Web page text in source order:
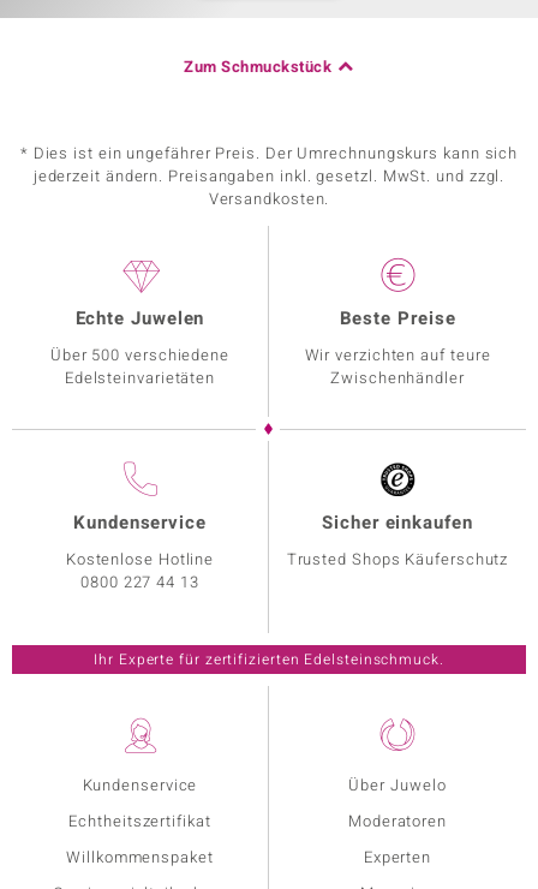
Zum Schmuckstück
* Dies ist ein ungefährer Preis. Der Umrechnungskurs kann sich
jederzeit ändern. Preisangaben inkl. gesetzl. MwSt. und zzgl.
Versandkosten.
Kundenservice
Echtheitszertifikat
Willkommenspaket
Über Juwelo
Moderatoren
Experten
Echte Juwelen
Über 500 verschiedene
Edelsteinvarietäten
Beste Preise
Wir verzichten auf teure
Zwischenhändler
Kundenservice
Kostenlose Hotline
0800 227 44 13
Sicher einkaufen
Trusted Shops Käuferschutz
Ihr Experte für zertifizierten Edelsteinschmuck.